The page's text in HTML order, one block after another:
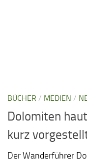
BÜCHER / MEDIEN /
Dolomiten
kurz
Der Wanderführer